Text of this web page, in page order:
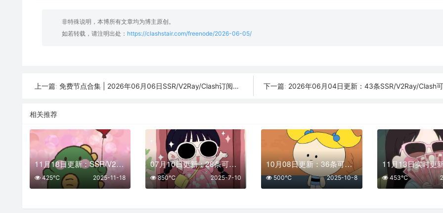
非特殊说明，本博所有文章均为博主原创。
如若转载，请注明出处： https://clashstair.com/freenode/2026-06-05/
上一篇: 免费节点合集 | 2026年06月06日SSR/V2Ray/Clash订阅整理 下一篇: 2026年06月04日更新：43条SSR/V2Ray/Clash可用
相关推荐
11月18日更新：SSR/V2Ray/Clash可用节点29条分享
2025-11-18
425℃
07月10日更新：28条可用免费节点 | 2025年SSR/V2ray/Clash订阅链接
2025-7-10
850℃
10月08日更新：36条可用免费节点 | 2025年SSR/V2ray/Clash订阅链接
2025-10-8
500℃ 453℃